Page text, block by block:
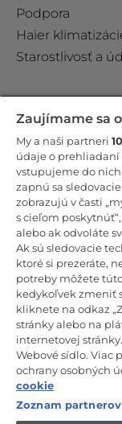
Podpora
Haier
Starostlivosť a
Zostaňte v
CANDY HOOVER
PRÁVNE SÍDLO
(MB) – Taliansko –
Fumagalli snc –
20871 Vimercate (MB)
+39.039.2086.237 –
– Daňové
Miláno-Monza-
Identifikačné číslo
AEOF 211870 –
Candy S.p.A.
SK / Slovensko
Zaujímame sa
My a naši partneri
údaje o
vstupujeme do nich
zapnú sa
zobrazujú v časti
s cieľom
alebo ak odvoláte
Ak sú sledovacie
ktoré si prezeráte,
potreby môžete
kedykoľvek zmeniť
kliknete na odkaz
stránky alebo na
internetovej
Webové sídlo. Viac
ochrany osobných
cookie
Zoznam